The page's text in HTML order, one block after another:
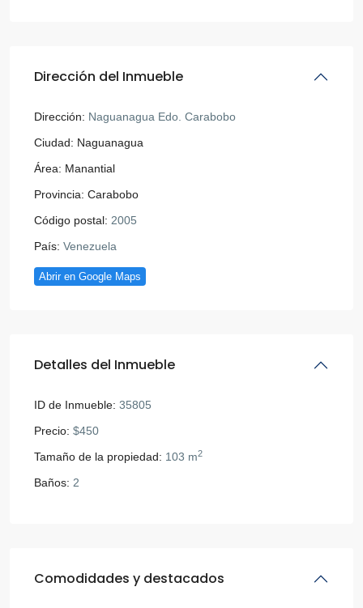
Dirección del Inmueble
Dirección: Naguanagua Edo. Carabobo
Ciudad: Naguanagua
Área: Manantial
Provincia: Carabobo
Código postal: 2005
País: Venezuela
Abrir en Google Maps
Detalles del Inmueble
ID de Inmueble: 35805
Precio: $450
Tamaño de la propiedad: 103 m2
Baños: 2
Comodidades y destacados